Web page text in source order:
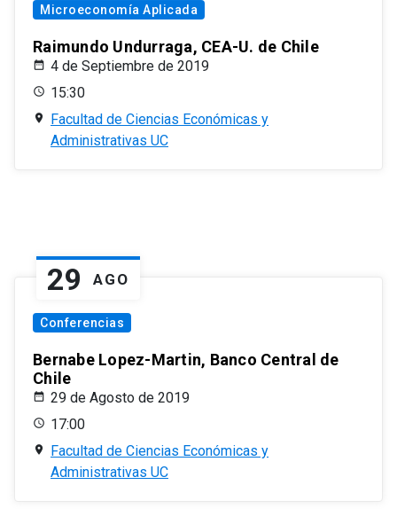
Microeconomía Aplicada
Raimundo Undurraga, CEA-U. de Chile
4 de Septiembre de 2019
15:30
Facultad de Ciencias Económicas y
Administrativas UC
29 AGO
Conferencias
Bernabe Lopez-Martin, Banco Central de
Chile
29 de Agosto de 2019
17:00
Facultad de Ciencias Económicas y
Administrativas UC